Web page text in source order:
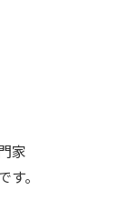
家
。